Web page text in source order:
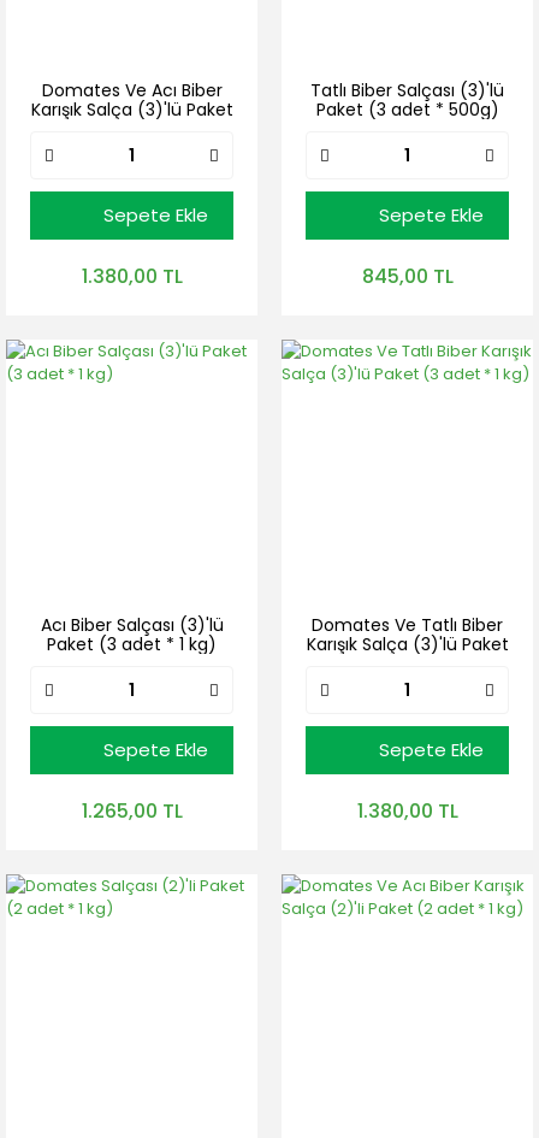
Domates Ve Acı Biber
Karışık Salça (3)'lü Paket
Sepete Ekle
1.380,00 TL
Tatlı Biber Salçası (3)'lü
Paket (3 adet * 500g)
Sepete Ekle
845,00 TL
Acı Biber Salçası (3)'lü
Paket (3 adet * 1 kg)
Sepete Ekle
1.265,00 TL
Domates Ve Tatlı Biber
Karışık Salça (3)'lü Paket
Sepete Ekle
1.380,00 TL